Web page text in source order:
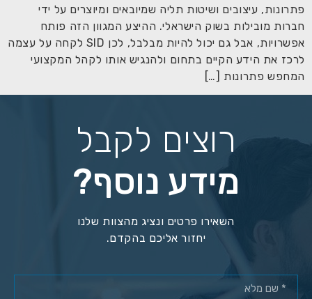
פתרונות, עיצובים ושיטות תליה שמיובאים ומיוצרים על ידי
חברות מובילות בשוק הישראלי. ההיצע המגוון הזה פותח
אפשרויות, אבל גם יכול להיות מבלבל, לכן SID לקחה על עצמה
לרכז את הידע הקיים בתחום ולהנגיש אותו לקהל המקצועי
המחפש פתרונות […]
רוצים לקבל
מידע נוסף?
השאירו פרטים ונציג מהצוות שלנו
יחזור אליכם בהקדם.